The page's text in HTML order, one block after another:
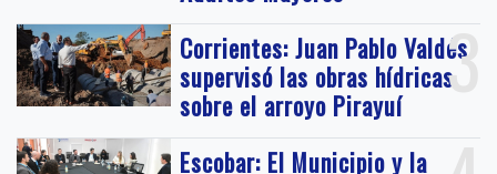
3
Corrientes: Juan Pablo Valdés
supervisó las obras hídricas
sobre el arroyo Pirayuí
Escobar: El Municipio y la